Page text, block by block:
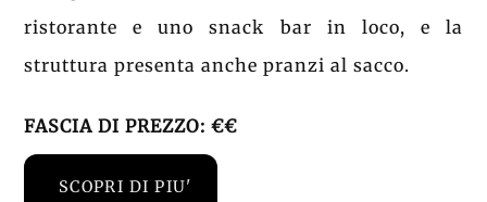
ristorante e uno snack bar in loco, e la
struttura presenta anche pranzi al sacco.
FASCIA DI PREZZO: €€
SCOPRI DI PIU'